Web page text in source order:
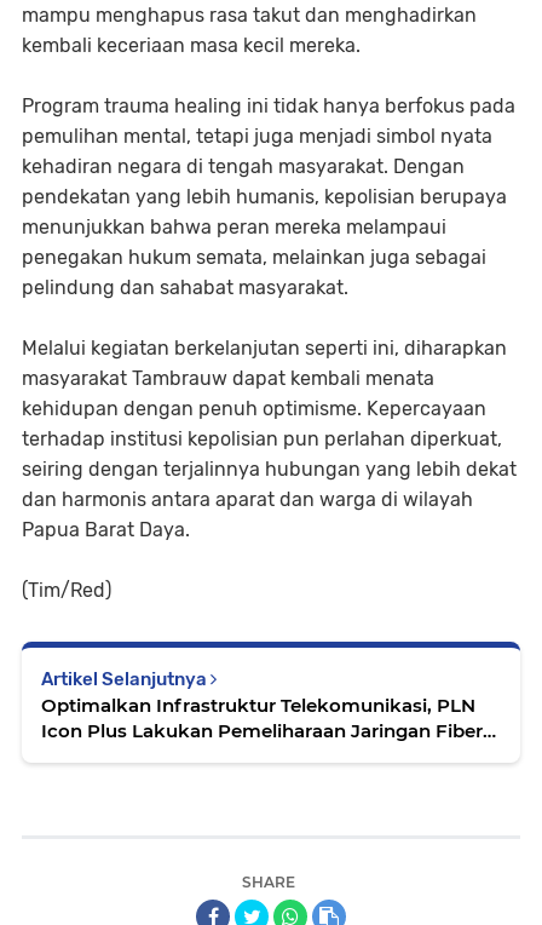
mampu menghapus rasa takut dan menghadirkan
kembali keceriaan masa kecil mereka.
Program trauma healing ini tidak hanya berfokus pada
pemulihan mental, tetapi juga menjadi simbol nyata
kehadiran negara di tengah masyarakat. Dengan
pendekatan yang lebih humanis, kepolisian berupaya
menunjukkan bahwa peran mereka melampaui
penegakan hukum semata, melainkan juga sebagai
pelindung dan sahabat masyarakat.
Melalui kegiatan berkelanjutan seperti ini, diharapkan
masyarakat Tambrauw dapat kembali menata
kehidupan dengan penuh optimisme. Kepercayaan
terhadap institusi kepolisian pun perlahan diperkuat,
seiring dengan terjalinnya hubungan yang lebih dekat
dan harmonis antara aparat dan warga di wilayah
Papua Barat Daya.
(Tim/Red)
Artikel Selanjutnya
Optimalkan Infrastruktur Telekomunikasi, PLN
Icon Plus Lakukan Pemeliharaan Jaringan Fiber
SHARE